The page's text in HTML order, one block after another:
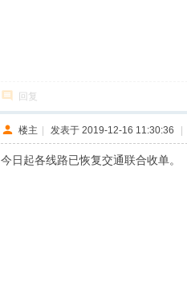
回复
楼主 | 发表于 2019-12-16 11:30:36 |
今日起各线路已恢复交通联合收单。